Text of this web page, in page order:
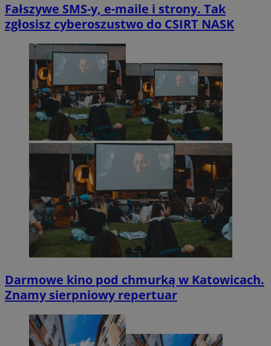
Fałszywe SMS-y, e-maile i strony. Tak
zgłosisz cyberoszustwo do CSIRT NASK
Darmowe kino pod chmurką w Katowicach.
Znamy sierpniowy repertuar